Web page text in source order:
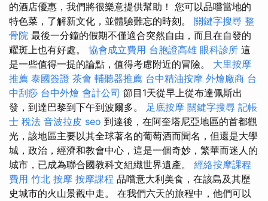
的酒店優惠，我們將很樂意提供幫助！ 您可以品嚐當地的
特色菜，了解新文化，並體驗難忘的時刻。 關鍵字搜尋 整
骨院 最後一分鐘的假期不僅適合突然自由，而且在自發的
耀斑上也有好處。 協會成立費用 台胞證高雄 眼科診所 這
是一些值得一提的論點，值得考慮附近的冒險。 大里按摩
推薦 泰國簽證 茶會 輔聽器推薦 台中精油按摩 外燴廠商 台
中刮痧 台中外燴 會計公司 節目1天從早上從布達佩斯出
發，到達巴黎到下午到波爾多。 足底按摩 關鍵字搜尋 記帳
士 稅法 音波拉皮 seo 到達後，在阿奎塔尼亞地區的首都觀
光，該地區主要以其全球著名的葡萄酒而聞名，但還是大學
城，政治，經濟和教會中心，這是一個奇妙，繁華而迷人的
城市，已成為聯合國教科文組織世界遺產。 經絡按摩課程
費用 竹北 按摩 按摩課程 品嚐意大利美食，在該島及其歷
史城市的火山景觀中走。 在我們六天的旅程中，他們可以